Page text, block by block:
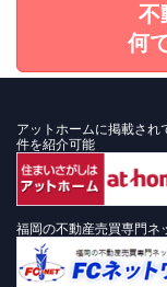
不
何
アットホームに掲載され
件を紹介可能
福岡の不動産売買専門ネ